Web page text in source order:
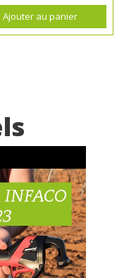
Ajouter au panier